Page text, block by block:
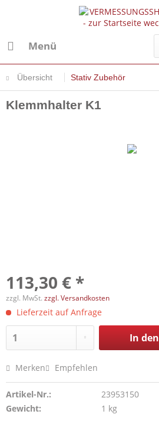
Menü
Übersicht Stativ Zubehör
Klemmhalter K1
113,30 € *
zzgl. MwSt. zzgl. Versandkosten
Lieferzeit auf Anfrage
In den
Merken Empfehlen
Artikel-Nr.:
23953150
Gewicht:
1 kg